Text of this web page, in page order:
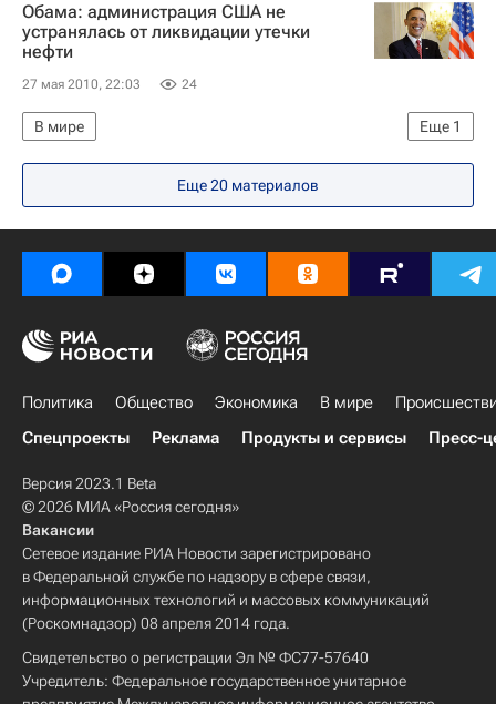
Обама: администрация США не
устранялась от ликвидации утечки
нефти
27 мая 2010, 22:03 24
Еще 1
В мире
Ликвидация разлива нефти в Мексиканском заливе
Еще 20 материалов
Политика Общество Экономика В мире
Спецпроекты
Реклама Продукты и сервисы Пресс-
Версия 2023.1 Beta
© 2026 МИА «Россия сегодня»
Вакансии
Сетевое издание РИА Новости зарегистрировано
в Федеральной службе по надзору в сфере связи,
информационных технологий и массовых коммуникаций
(Роскомнадзор) 08 апреля 2014 года.
Свидетельство о регистрации Эл № ФС77-57640
Учредитель: Федеральное государственное унитарное